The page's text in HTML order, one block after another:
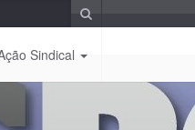
P
Sindical